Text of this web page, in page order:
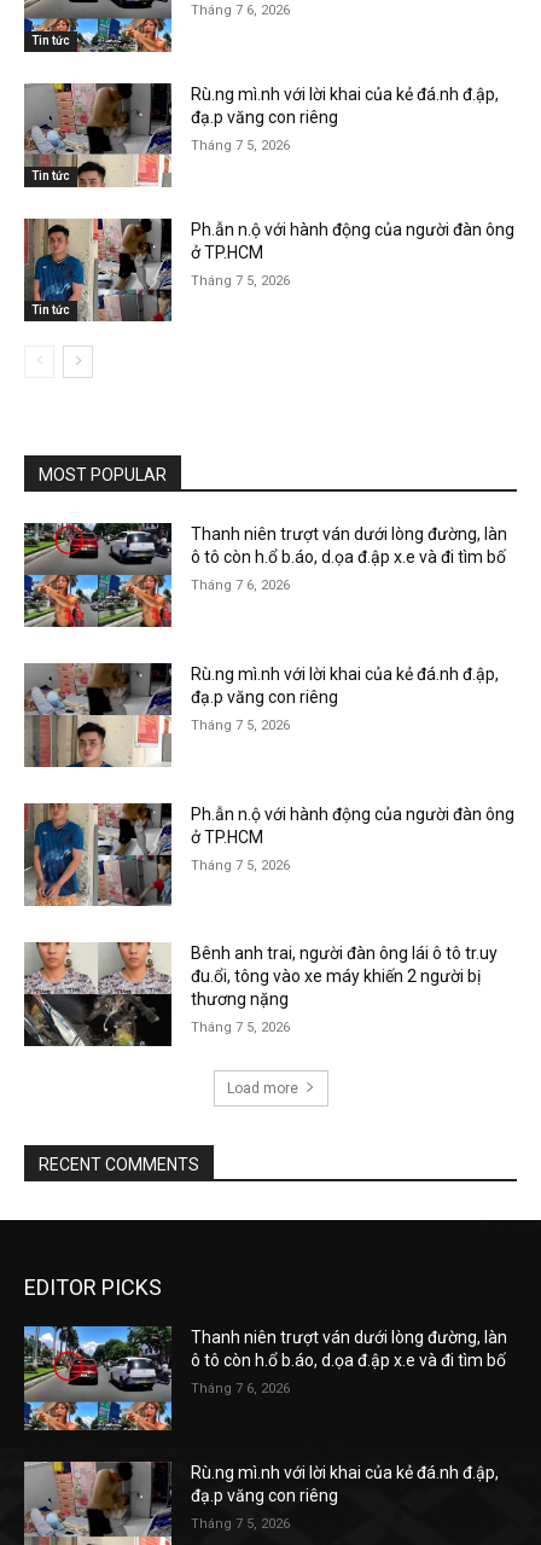
Tin tức
Tháng 7 6, 2026
Tin tức
Rù.ng mì.nh với lời khai của kẻ đá.nh đ.ập,
đạ.p văng con riêng
Tháng 7 5, 2026
Tin tức
Ph.ẫn n.ộ với hành động của người đàn ông
ở TP.HCM
Tháng 7 5, 2026
MOST POPULAR
Thanh niên trượt ván dưới lòng đường, làn
ô tô còn h.ổ b.áo, d.ọa đ.ập x.e và đi tìm bố
Tháng 7 6, 2026
Rù.ng mì.nh với lời khai của kẻ đá.nh đ.ập,
đạ.p văng con riêng
Tháng 7 5, 2026
Ph.ẫn n.ộ với hành động của người đàn ông
ở TP.HCM
Tháng 7 5, 2026
Bênh anh trai, người đàn ông lái ô tô tr.uy
đu.ổi, tông vào xe máy khiến 2 người bị
thương nặng
Tháng 7 5, 2026
Load more
RECENT COMMENTS
EDITOR PICKS
Thanh niên trượt ván dưới lòng đường, làn
ô tô còn h.ổ b.áo, d.ọa đ.ập x.e và đi tìm bố
Tháng 7 6, 2026
Rù.ng mì.nh với lời khai của kẻ đá.nh đ.ập,
đạ.p văng con riêng
Tháng 7 5, 2026